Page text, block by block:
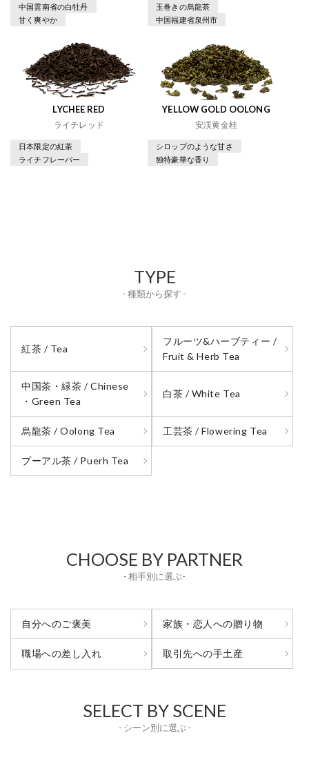
中国雲南省の白牡丹
甘く爽やか
玉巻きの烏龍茶
中国福建省泉州市
LYCHEE RED
ライチレッド
日本限定の紅茶
ライチフレーバー
YELLOW GOLD OOLONG
安渓黄金桂
シロップのような甘さ
独特豪華な香り
TYPE
- 種類から探す -
紅茶 / Tea
フルーツ&ハーブティー /
Fruit & Herb Tea
中国茶・緑茶 / Chinese
・Green Tea
白茶 / White Tea
烏龍茶 / Oolong Tea 工芸茶 / Flowering Tea
プーアル茶 / Puerh Tea
CHOOSE BY PARTNER
- 相手別に選ぶ-
自分へのご褒美 家族・恋人への贈り物
職場への差し入れ 取引先への手土産
SELECT BY SCENE
- シーン別に選ぶ -